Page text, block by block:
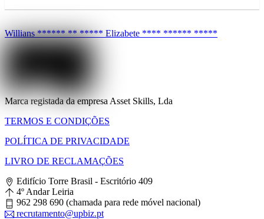
Willians ****** ** ***** Elizabete **** ****** *****
Marca registada da empresa Asset Skills, Lda
TERMOS E CONDIÇÕES
POLÍTICA DE PRIVACIDADE
LIVRO DE RECLAMAÇÕES
Edifício Torre Brasil - Escritório 409
4º Andar Leiria
962 298 690 (chamada para rede móvel nacional)
recrutamento@upbiz.pt